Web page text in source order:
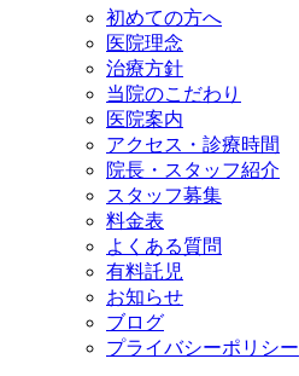
初めての方へ
医院理念
治療方針
当院のこだわり
医院案内
アクセス・診療時間
院長・スタッフ紹介
スタッフ募集
料金表
よくある質問
有料託児
お知らせ
ブログ
プライバシーポリシー